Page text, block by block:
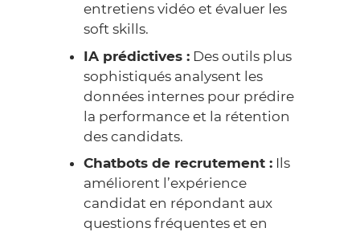
entretiens vidéo et évaluer les
soft skills.
IA prédictives : Des outils plus
sophistiqués analysent les
données internes pour prédire
la performance et la rétention
des candidats.
Chatbots de recrutement : Ils
améliorent l’expérience
candidat en répondant aux
questions fréquentes et en